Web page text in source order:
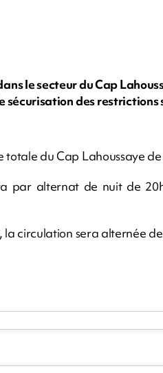
le secteur du Cap
sécurisation des
du Cap Lahoussaye
par alternat de nuit de
la circulation sera alternée